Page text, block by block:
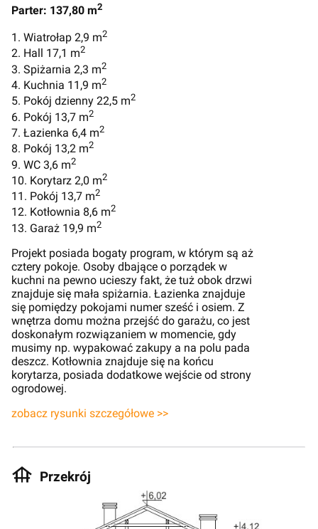
Parter: 137,80 m2
1. Wiatrołap 2,9 m2
2. Hall 17,1 m2
3. Spiżarnia 2,3 m2
4. Kuchnia 11,9 m2
5. Pokój dzienny 22,5 m2
6. Pokój 13,7 m2
7. Łazienka 6,4 m2
8. Pokój 13,2 m2
9. WC 3,6 m2
10. Korytarz 2,0 m2
11. Pokój 13,7 m2
12. Kotłownia 8,6 m2
13. Garaż 19,9 m2
Projekt posiada bogaty program, w którym są aż
cztery pokoje. Osoby dbające o porządek w
kuchni na pewno ucieszy fakt, że tuż obok drzwi
znajduje się mała spiżarnia. Łazienka znajduje
się pomiędzy pokojami numer sześć i osiem. Z
wnętrza domu można przejść do garażu, co jest
doskonałym rozwiązaniem w momencie, gdy
musimy np. wypakować zakupy a na polu pada
deszcz. Kotłownia znajduje się na końcu
korytarza, posiada dodatkowe wejście od strony
ogrodowej.
zobacz rysunki szczegółowe >>
Przekrój